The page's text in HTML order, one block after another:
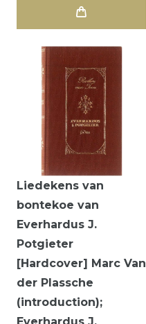
Liedekens van
bontekoe van
Everhardus J.
Potgieter
[Hardcover] Marc Van
der Plassche
(introduction);